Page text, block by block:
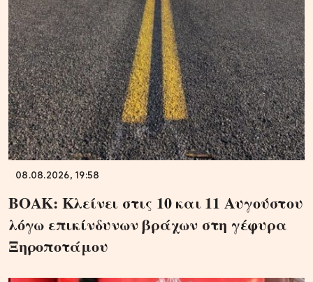
08.08.2026, 19:58
ΒΟΑΚ: Κλείνει στις 10 και 11 Αυγούστου
λόγω επικίνδυνων βράχων στη γέφυρα
Ξηροποτάμου